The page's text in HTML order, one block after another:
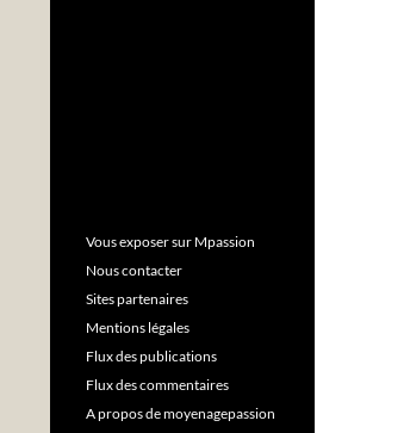
Vous exposer sur Mpassion
Nous contacter
Sites partenaires
Mentions légales
Flux des publications
Flux des commentaires
A propos de moyenagepassion